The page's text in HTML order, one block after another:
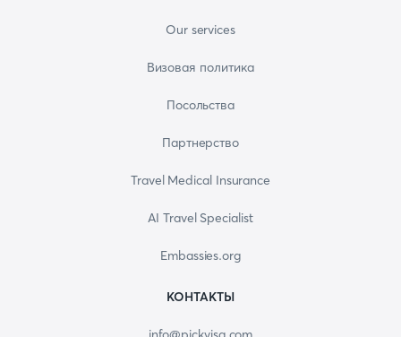
Our services
Визовая политика
Посольства
Партнерство
Travel Medical Insurance
AI Travel Specialist
Embassies.org
КОНТАКТЫ